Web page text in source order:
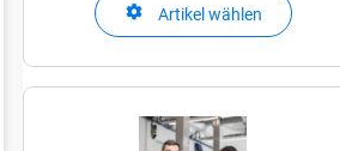
Artikel wählen